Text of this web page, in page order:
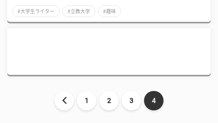
#大学生ライター #立教大学 #趣味
1 2 3 4